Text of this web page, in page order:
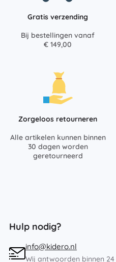
Gratis verzending
Bij bestellingen vanaf
€ 149,00
Zorgeloos retourneren
Alle artikelen kunnen binnen
30 dagen worden
geretourneerd
Hulp nodig?
info@kidero.nl
Wij antwoorden binnen